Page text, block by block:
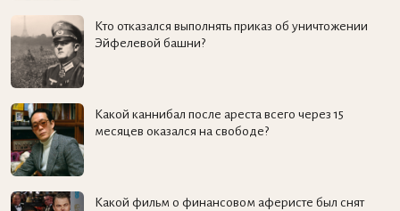
Кто отказался выполнять приказ об уничтожении
Эйфелевой башни?
Какой каннибал после ареста всего через 15
месяцев оказался на свободе?
Какой фильм о финансовом аферисте был снят